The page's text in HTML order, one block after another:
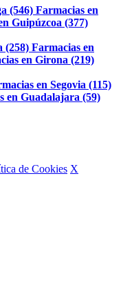
(546) Farmacias en
Guipúzcoa (377)
(258) Farmacias en
en Girona (219)
en Segovia (115)
en Guadalajara (59)
de Cookies X